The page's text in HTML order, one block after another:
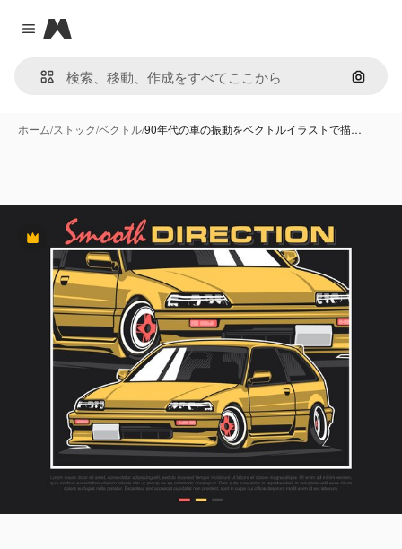
Close menu
Magnific
画像で
ホーム/ストック/ベクトル/90年代の車の振動をベクトルイラストで描…
Premium